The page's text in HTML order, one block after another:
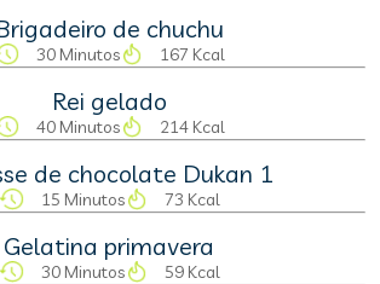
de chuchu
30 Minutos 167 Kcal
Rei gelado
40 Minutos 214 Kcal
de chocolate Dukan 1
15 Minutos 73 Kcal
Gelatina primavera
30 Minutos 59 Kcal